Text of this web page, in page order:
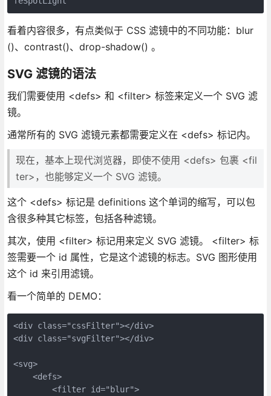
看着内容很多，有点类似于 CSS 滤镜中的不同功能：blur
()、contrast()、drop-shadow() 。
SVG 滤镜的语法
我们需要使用 <defs> 和 <filter> 标签来定义一个 SVG 滤
镜。
通常所有的 SVG 滤镜元素都需要定义在 <defs> 标记内。
现在，基本上现代浏览器，即使不使用 <defs> 包裹 <fil
ter>，也能够定义一个 SVG 滤镜。
这个 <defs> 标记是 definitions 这个单词的缩写，可以包
含很多种其它标签，包括各种滤镜。
其次，使用 <filter> 标记用来定义 SVG 滤镜。 <filter> 标
签需要一个 id 属性，它是这个滤镜的标志。SVG 图形使用
这个 id 来引用滤镜。
看一个简单的 DEMO：
<div class="cssFilter"></div>
<div class="svgFilter"></div>
<svg>
    <defs>
        <filter id="blur">